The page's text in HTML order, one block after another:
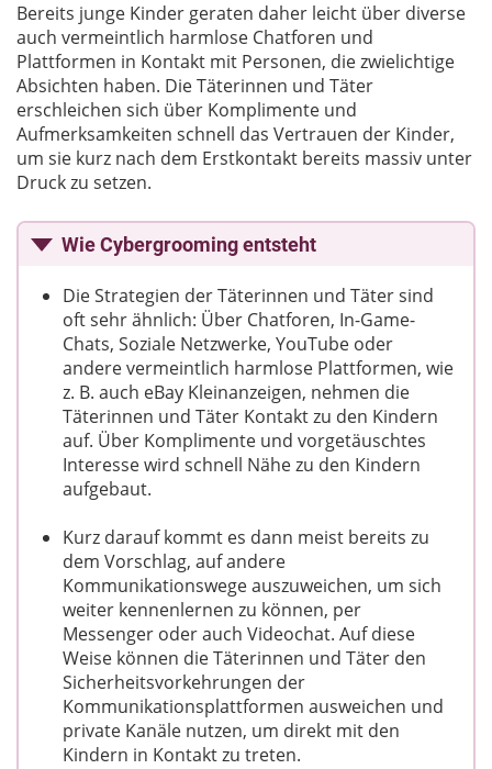
Bereits junge Kinder geraten daher leicht über diverse
auch vermeintlich harmlose Chatforen und
Plattformen in Kontakt mit Personen, die zwielichtige
Absichten haben. Die Täterinnen und Täter
erschleichen sich über Komplimente und
Aufmerksamkeiten schnell das Vertrauen der Kinder,
um sie kurz nach dem Erstkontakt bereits massiv unter
Druck zu setzen.
Wie Cybergrooming entsteht
Die Strategien der Täterinnen und Täter sind
oft sehr ähnlich: Über Chatforen, In-Game-
Chats, Soziale Netzwerke, YouTube oder
andere vermeintlich harmlose Plattformen, wie
z. B. auch eBay Kleinanzeigen, nehmen die
Täterinnen und Täter Kontakt zu den Kindern
auf. Über Komplimente und vorgetäuschtes
Interesse wird schnell Nähe zu den Kindern
aufgebaut.
Kurz darauf kommt es dann meist bereits zu
dem Vorschlag, auf andere
Kommunikationswege auszuweichen, um sich
weiter kennenlernen zu können, per
Messenger oder auch Videochat. Auf diese
Weise können die Täterinnen und Täter den
Sicherheitsvorkehrungen der
Kommunikationsplattformen ausweichen und
private Kanäle nutzen, um direkt mit den
Kindern in Kontakt zu treten.